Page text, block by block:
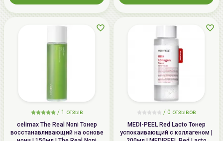
/ 1 отзыв
celimax The Real Noni Тонер
восстанавливающий на основе
/ 0 отзывов
MEDI-PEEL Red Lacto Тонер
успокаивающий с коллагеном |